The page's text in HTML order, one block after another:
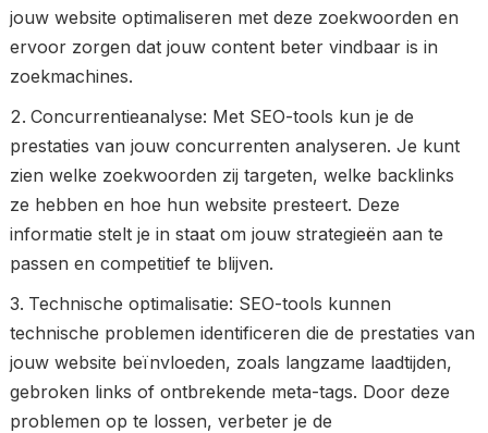
jouw website optimaliseren met deze zoekwoorden en
ervoor zorgen dat jouw content beter vindbaar is in
zoekmachines.
Concurrentieanalyse: Met SEO-tools kun je de
prestaties van jouw concurrenten analyseren. Je kunt
zien welke zoekwoorden zij targeten, welke backlinks
ze hebben en hoe hun website presteert. Deze
informatie stelt je in staat om jouw strategieën aan te
passen en competitief te blijven.
Technische optimalisatie: SEO-tools kunnen
technische problemen identificeren die de prestaties van
jouw website beïnvloeden, zoals langzame laadtijden,
gebroken links of ontbrekende meta-tags. Door deze
problemen op te lossen, verbeter je de